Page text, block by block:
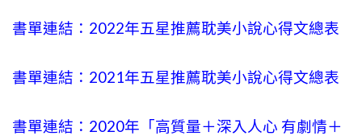
書單連結：2022年五星推薦耽美小說心得文總表
書單連結：2021年五星推薦耽美小說心得文總表
書單連結：2020年「高質量＋深入人心 有劇情＋